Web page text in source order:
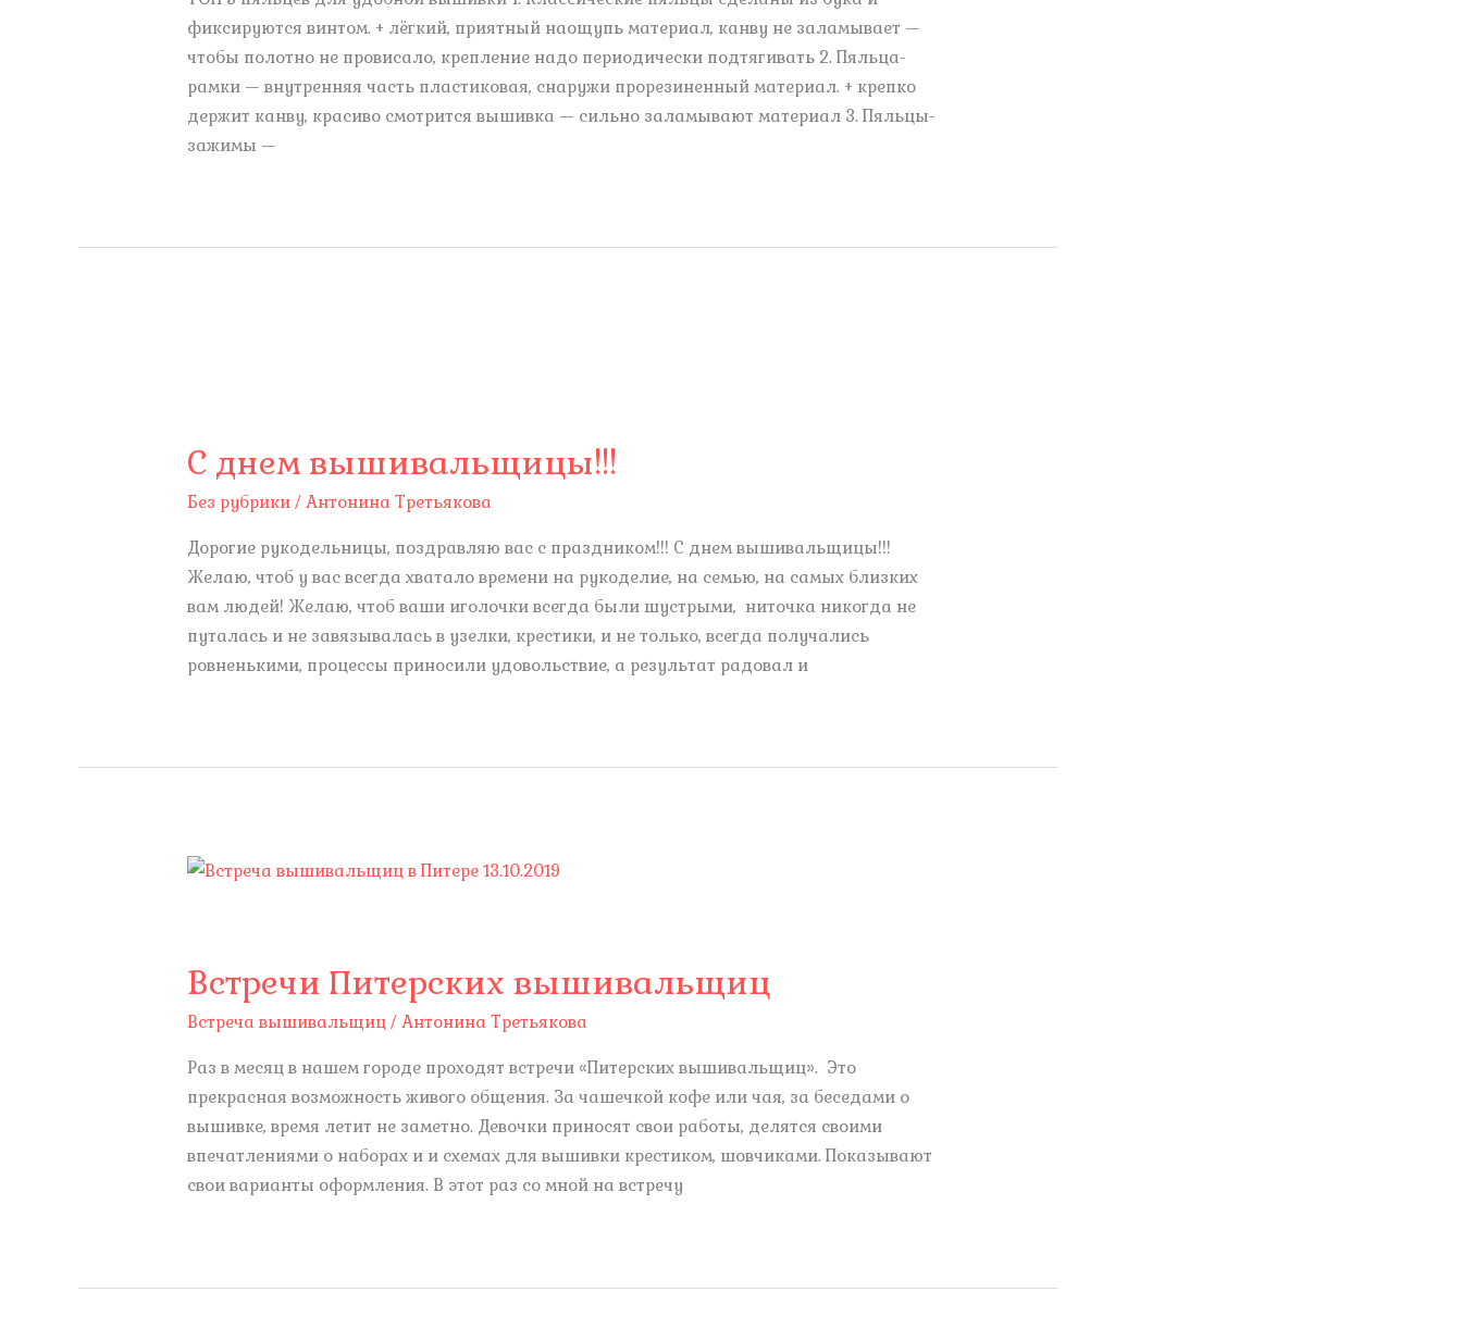
фиксируются винтом. + лёгкий, приятный наощупь материал, канву не заламывает —
чтобы полотно не провисало, крепление надо периодически подтягивать 2. Пяльца-
рамки — внутренняя часть пластиковая, снаружи прорезиненный материал. + крепко
держит канву, красиво смотрится вышивка — сильно заламывают материал 3. Пяльцы-
зажимы —
С днем вышивальщицы!!!
Без рубрики / Антонина Третьякова
Дорогие рукодельницы, поздравляю вас с праздником!!! С днем вышивальщицы!!!
Желаю, чтоб у вас всегда хватало времени на рукоделие, на семью, на самых близких
вам людей! Желаю, чтоб ваши иголочки всегда были шустрыми, ниточка никогда не
путалась и не завязывалась в узелки, крестики, и не только, всегда получались
ровненькими, процессы приносили удовольствие, а результат радовал и
Встречи Питерских вышивальщиц
Встреча вышивальщиц /Антонина Третьякова
Раз в месяц в нашем городе проходят встречи «Питерских вышивальщиц». Это
прекрасная возможность живого общения. За чашечкой кофе или чая, за беседами о
вышивке, время летит не заметно. Девочки приносят свои работы, делятся своими
впечатлениями о наборах и и схемах для вышивки крестиком, шовчиками. Показывают
свои варианты оформления. В этот раз со мной на встречу